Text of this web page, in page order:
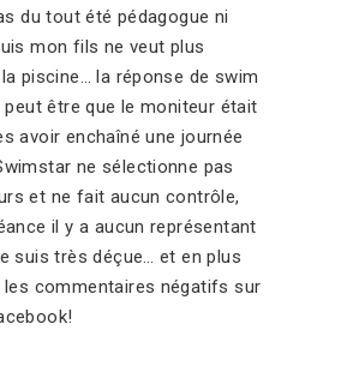
du tout été pédagogue ni
mon fils ne veut plus
piscine… la réponse de swim
peut être que le moniteur était
avoir enchaîné une journée
ne sélectionne pas
et ne fait aucun contrôle,
il y a aucun représentant
suis très déçue… et en plus
commentaires négatifs sur